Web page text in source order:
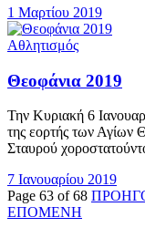
1 Μαρτίου 2019
Αθλητισμός
Θεοφάνια 2019
Την Κυριακή 6
της εορτής των
Σταυρού
7 Ιανουαρίου 2019
Page 63 of 68
ΕΠΟΜΕΝΗ